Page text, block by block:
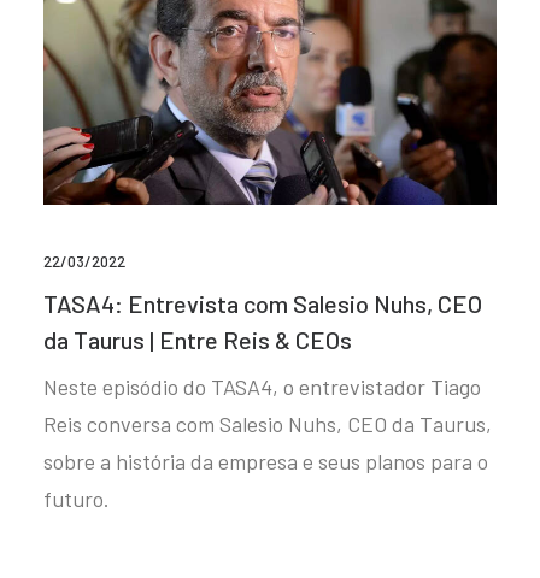
22/03/2022
TASA4: Entrevista com Salesio Nuhs, CEO
da Taurus | Entre Reis & CEOs
Neste episódio do TASA4, o entrevistador Tiago
Reis conversa com Salesio Nuhs, CEO da Taurus,
sobre a história da empresa e seus planos para o
futuro.